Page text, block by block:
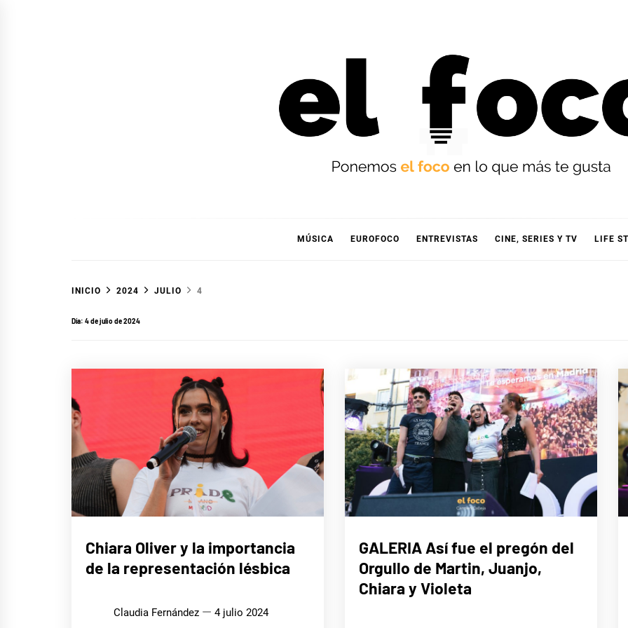
EL FOCO
MÚSICA EUROFOCO ENTREVISTAS CINE, SERIES Y TV LIFE
INICIO 2024 JULIO 4
Día: 4 de julio de 2024
Chiara Oliver y la importancia
de la representación lésbica
Claudia Fernández 4 julio 2024
GALERIA Así fue el pregón del
Orgullo de Martin, Juanjo,
Chiara y Violeta